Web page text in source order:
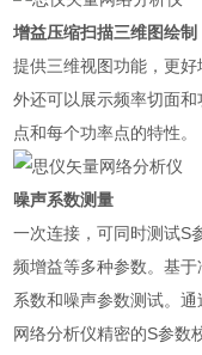
增益压缩扫描三维图绘制
提供三维视图功能，更
外还可以展示频率切面
点和每个功率点的特性。
噪声系数测量
一次连接，可同时测试S
频增益等多种参数。基
系数和噪声参数测试。
网络分析仪精密的S参数